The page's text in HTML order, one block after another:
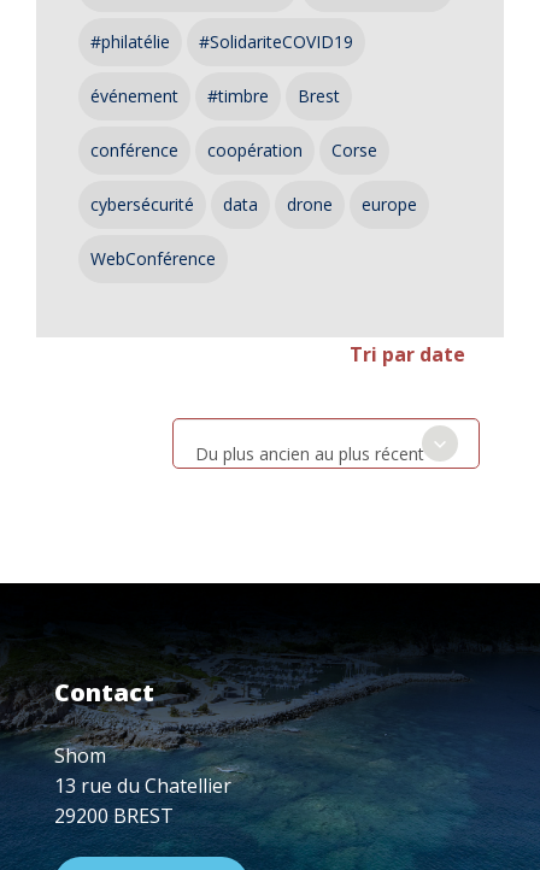
#philatélie #SolidariteCOVID19
événement #timbre Brest
conférence coopération Corse
cybersécurité data drone europe
WebConférence
Tri par date
Du plus ancien au plus récent
Contact
Shom
13 rue du Chatellier
29200 BREST